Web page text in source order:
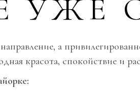
УЖЕ
а
красота, спокойствие и